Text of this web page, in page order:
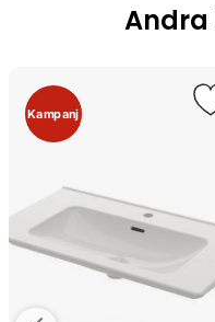
Andra
Kampanj